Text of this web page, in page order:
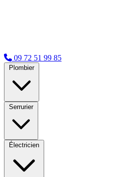
09 72 51 99 85
Plombier
Serrurier
Électricien